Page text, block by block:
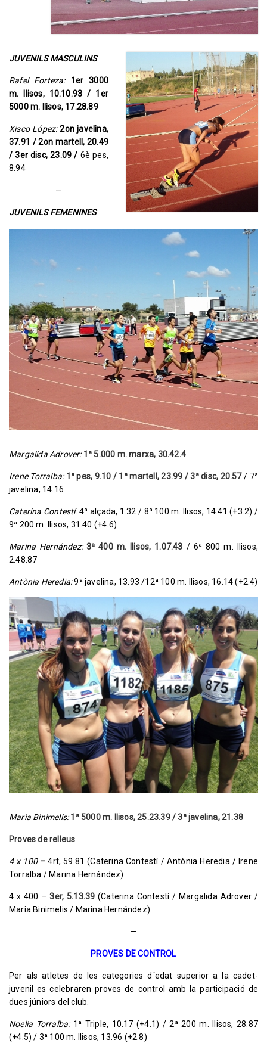
JUVENILS MASCULINS
Rafel Forteza: 1er 3000
m. llisos, 10.10.93 / 1er
5000 m. llisos, 17.28.89
Xisco López:2on javelina,
37.91 / 2on martell, 20.49
/ 3er disc, 23.09 / 6è pes,
8.94
—
JUVENILS FEMENINES
Margalida Adrover: 1ª 5.000 m. marxa, 30.42.4
Irene Torralba: 1ª pes, 9.10 / 1ª martell, 23.99 / 3ª disc, 20.57/ 7ª
javelina, 14.16
Caterina Contestí: 4ª alçada, 1.32 / 8ª 100 m. llisos, 14.41 (+3.2) /
9ª 200 m. llisos, 31.40 (+4.6)
Marina Hernández: 3ª 400 m. llisos, 1.07.43 / 6ª 800 m. llisos,
2.48.87
Antònia Heredia:9ª javelina, 13.93 /12ª 100 m. llisos, 16.14 (+2.4)
Maria Binimelis: 1ª 5000 m. llisos, 25.23.39 / 3ª javelina, 21.38
Proves de relleus
4 x 100–4rt, 59.81 (Caterina Contestí / Antònia Heredia / Irene
Torralba / Marina Hernández)
4 x 400 –3er, 5.13.39 (Caterina Contestí / Margalida Adrover /
Maria Binimelis / Marina Hernández)
—
PROVES DE CONTROL
Per als atletes de les categories d´edat superior a la cadet-
juvenil es celebraren proves de control amb la participació de
dues júniors del club.
Noelia Torralba:1ª Triple, 10.17 (+4.1) / 2ª 200 m. llisos, 28.87
(+4.5) / 3ª 100 m. llisos, 13.96 (+2.8)